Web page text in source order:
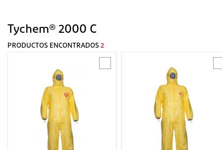
Tychem® 2000 C
PRODUCTOS ENCONTRADOS 2